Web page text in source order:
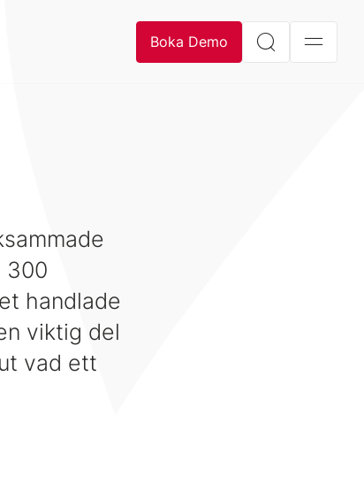
Boka Demo
300
handlade
viktig del
vad ett